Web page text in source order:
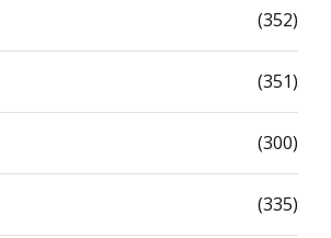
(352)
(351)
(300)
(335)